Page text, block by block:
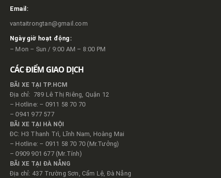
Email:
vantaitrongtan@gmail.com
Ngày giờ hoạt động:
– Mon – Sun / 9:00 AM – 8:00 PM
CÁC ĐIỂM GIAO DỊCH
BÃI XE TẠI TP.HCM
Địa chỉ: 789 Lê Thị Riêng, Quận 12
– Hotline: – 0911 58 70 70
– 0941 977 577
BÃI XE TẠI HÀ NỘI
ĐC: H3 Thanh Trì, Lĩnh Nam, Hoàng Mai
– Hotline: – 0911 58 70 70 (Mr.Tưởng)
– 0909 901 677 (Mr.Tính)
BÃI XE TẠI ĐÀ NẴNG
Địa chỉ: 437 Trường Sơn, Cẩm Lệ, Đà Nẵng